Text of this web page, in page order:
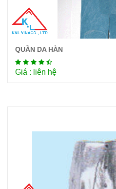
QUẦN DA HÀN
Giá : liên hệ